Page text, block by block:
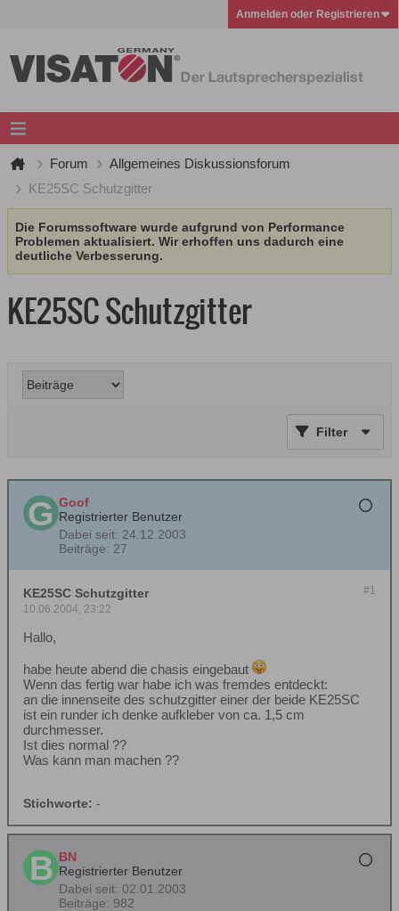
Anmelden oder Registrieren
Forum
Allgemeines Diskussionsforum
KE25SC Schutzgitter
Die Forumssoftware wurde aufgrund von Performance
Problemen aktualisiert. Wir erhoffen uns dadurch eine
deutliche Verbesserung.
KE25SC Schutzgitter
Filter
Goof
Registrierter Benutzer
Dabei seit: 24.12.2003
Beiträge: 27
#1
KE25SC Schutzgitter
10.06.2004, 23:22
Hallo,
habe heute abend die chasis eingebaut
Wenn das fertig war habe ich was fremdes entdeckt:
an die innenseite des schutzgitter einer der beide KE25SC
ist ein runder ich denke aufkleber von ca. 1,5 cm
durchmesser.
Ist dies normal ??
Was kann man machen ??
Stichworte: -
BN
Registrierter Benutzer
Dabei seit: 02.01.2003
Beiträge: 982